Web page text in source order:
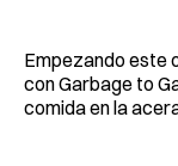
Empezando este
con Garbage to
comida en la